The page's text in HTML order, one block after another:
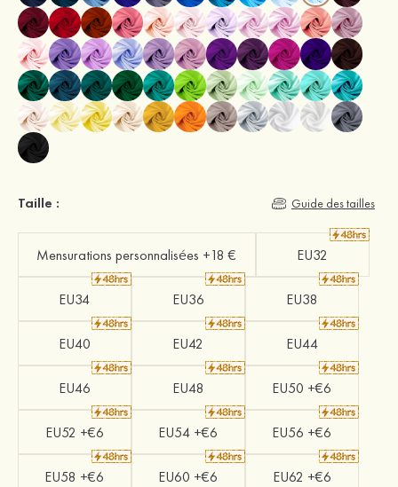
Taille : Guide des tailles
Mensurations personnalisées +18 € EU32
EU34 EU36 EU38
EU40 EU42 EU44
EU46 EU48 EU50 +€6
EU52 +€6 EU54 +€6 EU56 +€6
EU58 +€6 EU60 +€6 EU62 +€6